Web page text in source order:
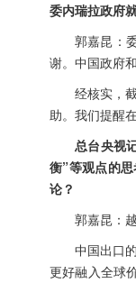
委内瑞拉政府
郭嘉昆：
谢。中国政府
经核实，
助。我们提醒
总台央视
衡”等观点的
论？
郭嘉昆：
中国出口
更好融入全球